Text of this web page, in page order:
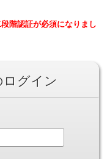
階認証が必須になりまし
グイン